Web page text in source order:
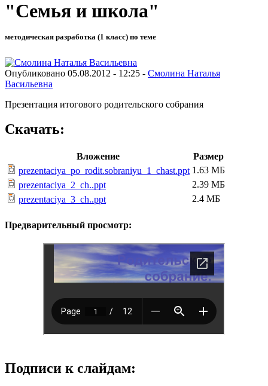
"Семья и школа"
методическая разработка (1 класс) по теме
Опубликовано 05.08.2012 - 12:25 - Смолина Наталья
Васильевна
Презентация итогового родительского собрания
Скачать:
Вложение
Размер
prezentaciya_po_rodit.sobraniyu_1_chast.ppt 1.63 МБ
prezentaciya_2_ch..ppt
2.39 МБ
prezentaciya_3_ch..ppt
2.4 МБ
Предварительный просмотр:
Подписи к слайдам: